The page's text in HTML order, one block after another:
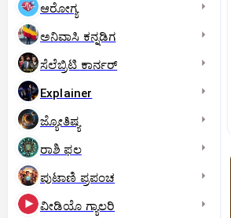
ಆರೋಗ್ಯ
ಅನಿವಾಸಿ ಕನ್ನಡಿಗ
ಸೆಲೆಬ್ರಿಟಿ ಕಾರ್ನರ್‌
Explainer
ಜ್ಯೋತಿಷ್ಯ
ರಾಶಿ ಫಲ
ಪುಟಾಣಿ ಪ್ರಪಂಚ
ವೀಡಿಯೊ ಗ್ಯಾಲರಿ